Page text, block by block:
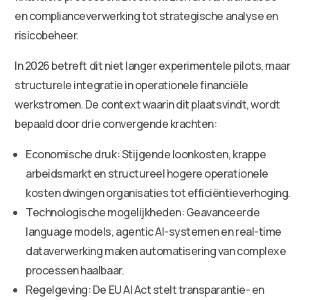
en complianceverwerking tot strategische analyse en
risicobeheer.
In 2026 betreft dit niet langer experimentele pilots, maar
structurele integratie in operationele financiële
werkstromen. De context waarin dit plaatsvindt, wordt
bepaald door drie convergende krachten:
Economische druk: Stijgende loonkosten, krappe
arbeidsmarkt en structureel hogere operationele
kosten dwingen organisaties tot efficiëntieverhoging.
Technologische mogelijkheden: Geavanceerde
language models, agentic AI-systemen en real-time
dataverwerking maken automatisering van complexe
processen haalbaar.
Regelgeving: De EU AI Act stelt transparantie- en